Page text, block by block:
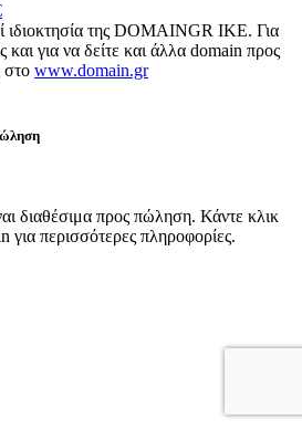
ιδιοκτησία της DOMAINGR ΙΚΕ. Για
και για να δείτε και άλλα domain προς
στο www.domain.gr
διαθέσιμα προς πώληση. Κάντε κλικ
περισσότερες πληροφορίες.